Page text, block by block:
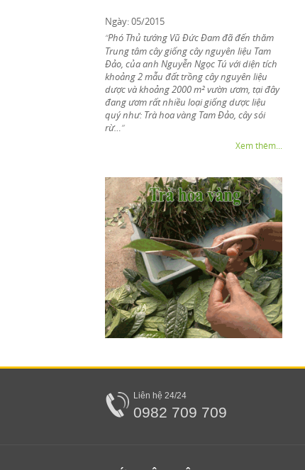
Ngày: 05/2015
“Phó Thủ tướng Vũ Đức Đam đã đến thăm
Trung tâm cây giống cây nguyên liệu Tam
Đảo, của anh Nguyễn Ngọc Tú với diện tích
khoảng 2 mẫu đất trồng cây nguyên liệu
dược và khoảng 2000 m² vườn ươm, tại đây
đang ươm rất nhiều loại giống dược liệu
quý như: Trà hoa vàng Tam Đảo, cây sói
rừ…”
Xem thêm...
Liên hệ 24/24
0982 709 709